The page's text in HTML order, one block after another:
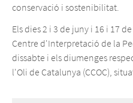
conservació i sostenibilitat.
Els dies 2 i 3 de juny i 16 i 17
Centre d'Interpretació de la
dissabte i els diumenges
l'Oli de Catalunya (CCOC),